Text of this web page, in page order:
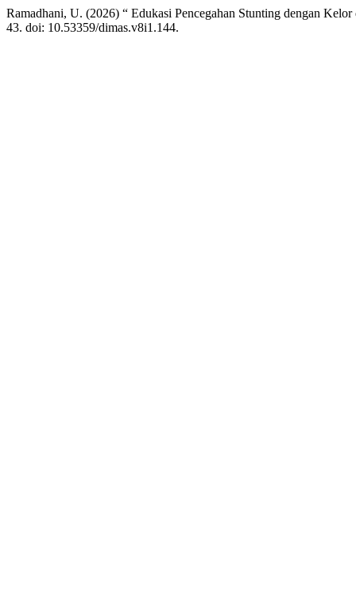
Ramadhani, U. (2026) “ Edukasi Pencegahan Stunting dengan
43. doi: 10.53359/dimas.v8i1.144.